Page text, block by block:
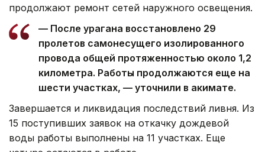
продолжают ремонт сетей наружного освещения.
— После урагана восстановлено 29
пролетов самонесущего изолированного
провода общей протяженностью около 1,2
километра. Работы продолжаются еще на
шести участках, — уточнили в акимате.
Завершается и ликвидация последствий ливня. Из
15 поступивших заявок на откачку дождевой
воды работы выполнены на 11 участках. Еще